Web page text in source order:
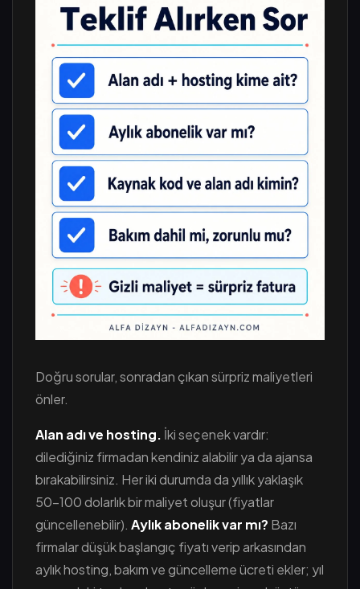
Doğru sorular, sonradan çıkan sürpriz maliyetleri
önler.
Alan adı ve hosting. İki seçenek vardır:
dilediğiniz firmadan kendiniz alabilir ya da ajansa
bırakabilirsiniz. Her iki durumda da yıllık yaklaşık
50-100 dolarlık bir maliyet oluşur (fiyatlar
güncellenebilir). Aylık abonelik var mı? Bazı
firmalar düşük başlangıç fiyatı verip arkasından
aylık hosting, bakım ve güncelleme ücreti ekler; yıl